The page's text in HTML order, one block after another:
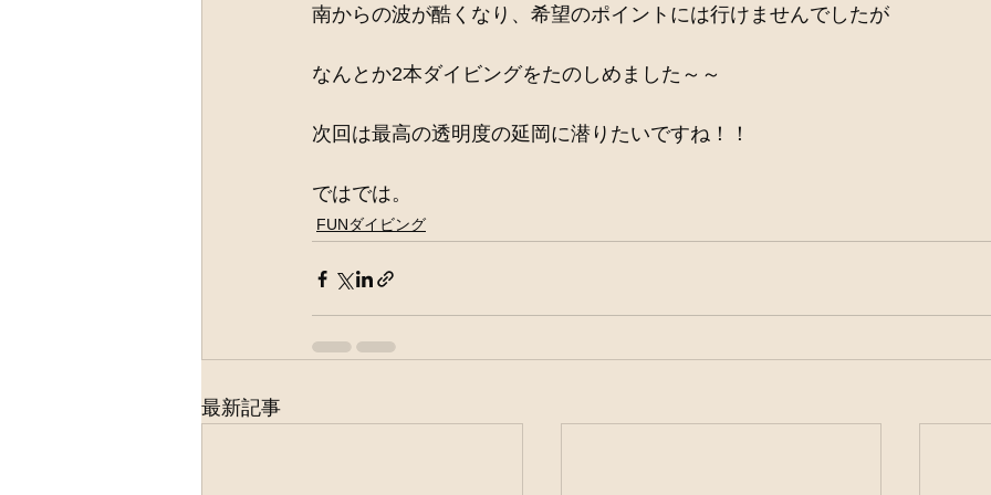
南からの波が酷くなり、希望のポイントには行けませんでしたが
なんとか2本ダイビングをたのしめました～～
次回は最高の透明度の延岡に潜りたいですね！！
ではでは。
FUNダイビング
最新記事